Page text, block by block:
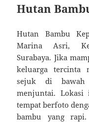
Hutan
Hutan Bambu
Marina Asri,
Surabaya. Jika
keluarga tercinta
sejuk di bawah
menjuntai.
tempat berfoto
bambu yang